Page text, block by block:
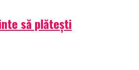
să plătești